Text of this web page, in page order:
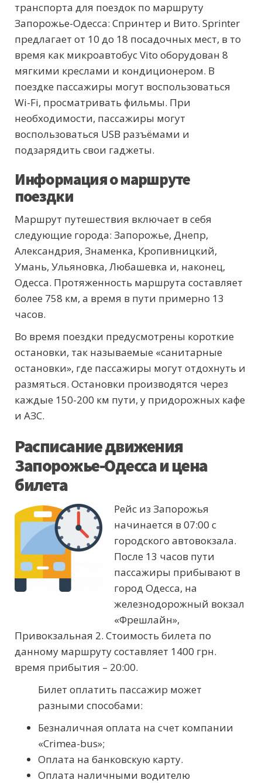
транспорта для поездок по маршруту
Запорожье-Одесса: Спринтер и Вито. Sprinter
предлагает от 10 до 18 посадочных мест, в то
время как микроавтобус Vito оборудован 8
мягкими креслами и кондиционером. В
поездке пассажиры могут воспользоваться
Wi-Fi, просматривать фильмы. При
необходимости, пассажиры могут
воспользоваться USB разъёмами и
подзарядить свои гаджеты.
Информация о маршруте
поездки
Маршрут путешествия включает в себя
следующие города: Запорожье, Днепр,
Александрия, Знаменка, Кропивницкий,
Умань, Ульяновка, Любашевка и, наконец,
Одесса. Протяженность маршрута составляет
более 758 км, а время в пути примерно 13
часов.
Во время поездки предусмотрены короткие
остановки, так называемые «санитарные
остановки», где пассажиры могут отдохнуть и
размяться. Остановки производятся через
каждые 150-200 км пути, у придорожных кафе
и АЗС.
Расписание движения
Запорожье-Одесса и цена
билета
Рейс из Запорожья
начинается в 07:00 с
городского автовокзала.
После 13 часов пути
пассажиры прибывают в
город Одесса, на
железнодорожный вокзал
«Фрешлайн»,
Привокзальная 2. Стоимость билета по
данному маршруту составляет 1400 грн.
время прибытия – 20:00.
Билет оплатить пассажир может
разными способами:
Безналичная оплата на счет компании
«Crimea-bus»;
Оплата на банковскую карту.
Оплата наличными водителю